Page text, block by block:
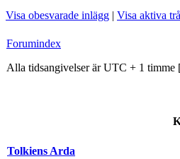
Visa obesvarade inlägg | Visa aktiva
Forumindex
Alla tidsangivelser är UTC + 1 timme
Tolkiens Arda